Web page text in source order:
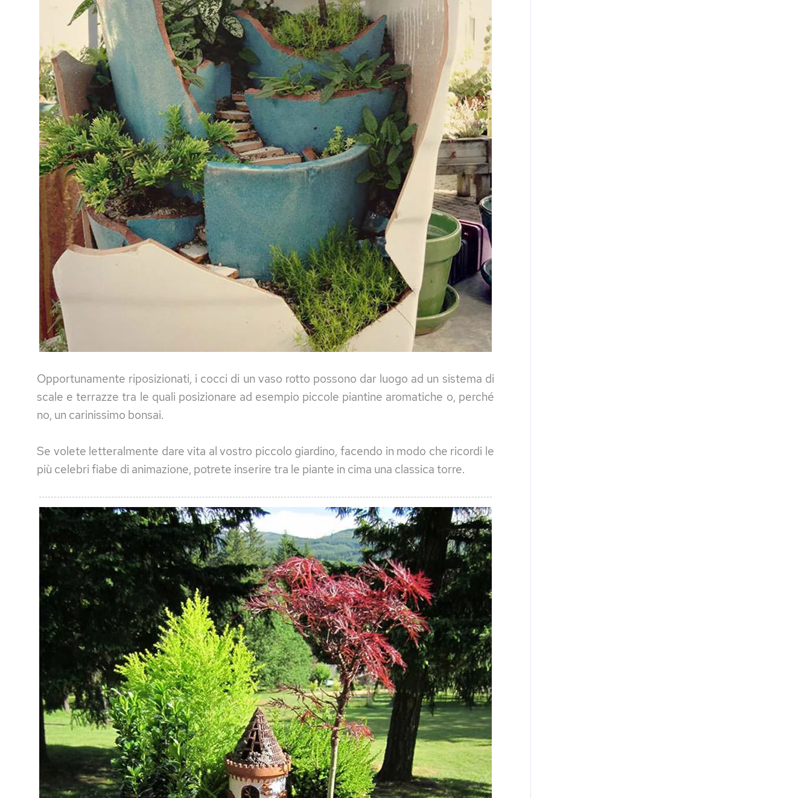
Opportunamente riposizionati, i cocci di un vaso rotto possono dar luogo ad un sistema di
scale e terrazze tra le quali posizionare ad esempio piccole piantine aromatiche o, perché
no, un carinissimo bonsai.
Se volete letteralmente dare vita al vostro piccolo giardino, facendo in modo che ricordi le
più celebri fiabe di animazione, potrete inserire tra le piante in cima una classica torre.